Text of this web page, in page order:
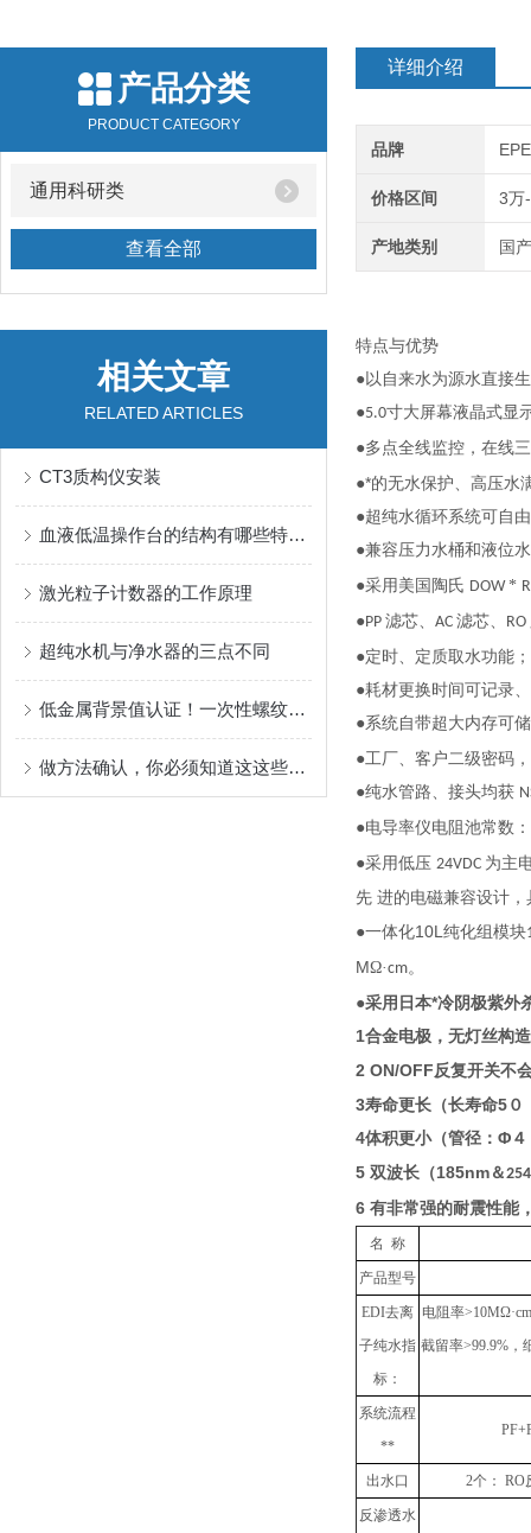
产品分类
PRODUCT CATEGORY
通用科研类
查看全部
相关文章
RELATED ARTICLES
CT3质构仪安装
血液低温操作台的结构有哪些特性？
激光粒子计数器的工作原理
超纯水机与净水器的三点不同
低金属背景值认证！一次性螺纹盖消解管
做方法确认，你必须知道这这些概念1（中英文）
详细介绍
品牌
价格区间 3万
产地类别 国
特点与优势
●以自来水为源水直接
●5.0寸大屏幕液晶式显
●多点全线监控，在线
●*的无水保护、高压水
●超纯水循环系统可自
●兼容压力水桶和液位
●采用美国陶氏 DOW *
●PP 滤芯、 AC 滤芯、 RO
●定时、定质取水功能；
●耗材更换时间可记录
●系统自带超大内存可
●工厂、客户二级密码
●纯水管路、接头均获
●电导率仪电阻池常数：
●采用低压 24VDC 为主
先 进的电磁兼容设计
●一体化10L 纯化组模块
MΩ·cm。
●采用日本*冷阴极紫外
1合金电极，无灯丝构造
2 ON/OFF反复开关不
3寿命更长 （长寿命5０
4体积更小（管径： Φ
5 双波长（185nm ＆
6 有非常强的耐震性能
名 称
产品型号
EDI去离
子纯水指
标：
电阻率
截留率>99.9%，
系统流程
**
出水口 2个： RO
反渗透水